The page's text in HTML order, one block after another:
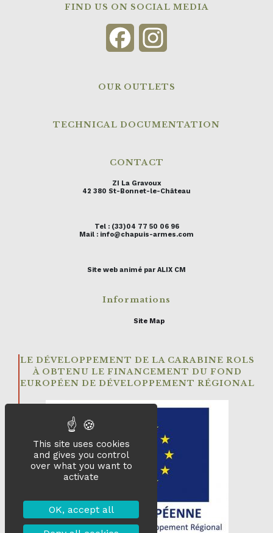
FIND US ON SOCIAL MEDIA
Facebook
OUR OUTLETS
TECHNICAL DOCUMENTATION
CONTACT
ZI La Gravoux
42 380 St-Bonnet-le-Château
Tel : (33)04 77 50 06 96
Mail : info@chapuis-armes.com
Site web animé par ALIX CM
Informations
Site Map
LE DÉVELOPPEMENT DE LA CARABINE ROLS
À OBTENU LE FINANCEMENT DU FOND
EUROPÉEN DE DÉVELOPPEMENT RÉGIONAL
This site uses cookies
and gives you control
over what you want to
activate
OK, accept all